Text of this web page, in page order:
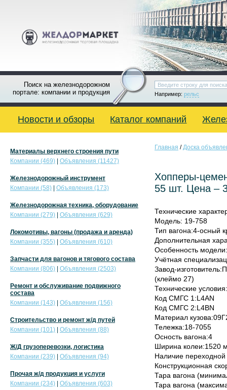
Поиск на железнодорожном
портале: компании и продукция
Например: рельс
Новости и обзоры Каталог компаний
Главная /Доска
Хопперы-
55 шт. Цена –
Технические
Модель: 19-758
Тип вагона:4-осный
Дополнительная
Особенность
Учётная
Завод-
(клеймо 27)
Технические
Код СМГС 1:L4AN
Код СМГС 2:L4BN
Материал
Тележка:18-7055
Осность вагона:4
Ширина колеи:1520
Наличие
Конструкционная
Тара вагона
Тара вагона
Материалы верхнего строения пути
Компании (469)
Объявления (11427)
Железнодорожный инструмент
Компании (58)
Объявления (173)
Железнодорожная техника, оборудование
Компании (279)
Объявления (629)
Локомотивы, вагоны (продажа и аренда)
Компании (355)
Объявления (610)
Запчасти для вагонов и тягового состава
Компании (806)
Объявления (2503)
Ремонт и обслуживание подвижного
состава
Компании (143)
Объявления (156)
Строительство и ремонт ж/д путей
Компании (101)
Объявления (88)
Ж/Д грузоперевозки, логистика
Компании (239)
Объявления (94)
Прочая ж/д продукция и услуги
Компании (234)
Объявления (603)